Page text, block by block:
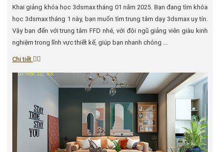
Khai giảng khóa học 3dsmax tháng 01 năm 2025. Bạn đang tìm khóa
học 3dsmax tháng 1 này, bạn muốn tìm trung tâm dạy 3dsmax uy tín.
Vậy bạn đến với trung tâm FFD nhé, với đội ngũ giảng viên giàu kinh
nghiệm trong lĩnh vực thiết kế, giúp bạn nhanh chóng ...
Chi tiết